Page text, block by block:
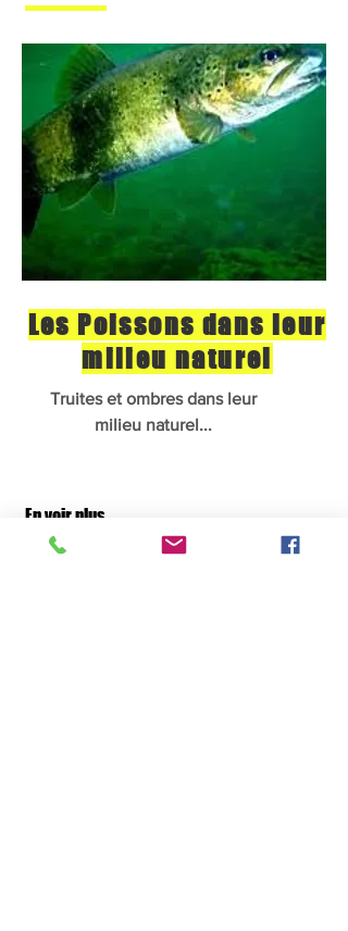
Les Poissons dans leur
milieu naturel
Truites et ombres dans leur
milieu naturel...
En voir plus